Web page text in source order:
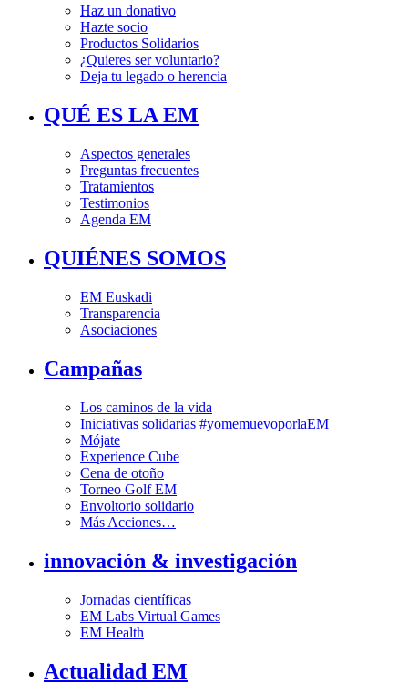
Haz un donativo
Hazte socio
Productos Solidarios
¿Quieres ser voluntario?
Deja tu legado o herencia
QUÉ ES LA EM
Aspectos generales
Preguntas frecuentes
Tratamientos
Testimonios
Agenda EM
QUIÉNES SOMOS
EM Euskadi
Transparencia
Asociaciones
Campañas
Los caminos de la vida
Iniciativas solidarias #yomemuevoporlaEM
Mójate
Experience Cube
Cena de otoño
Torneo Golf EM
Envoltorio solidario
Más Acciones…
innovación & investigación
Jornadas científicas
EM Labs Virtual Games
EM Health
Actualidad EM